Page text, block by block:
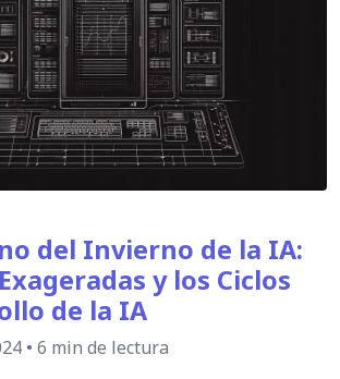
del Invierno de la IA:
y los Ciclos
de la IA
• 6 min de lectura